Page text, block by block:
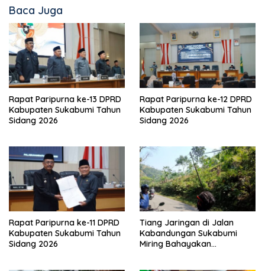
Baca Juga
Rapat Paripurna ke-13 DPRD
Kabupaten Sukabumi Tahun
Sidang 2026
Rapat Paripurna ke-12 DPRD
Kabupaten Sukabumi Tahun
Sidang 2026
Rapat Paripurna ke-11 DPRD
Kabupaten Sukabumi Tahun
Sidang 2026
Tiang Jaringan di Jalan
Kabandungan Sukabumi
Miring Bahayakan